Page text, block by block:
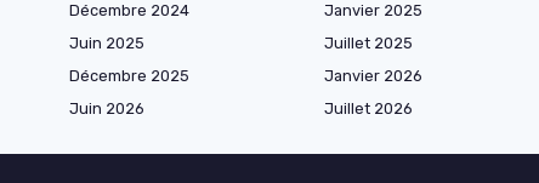
Décembre 2024
Janvier 2025
Juin 2025
Juillet 2025
Décembre 2025
Janvier 2026
Juin 2026
Juillet 2026